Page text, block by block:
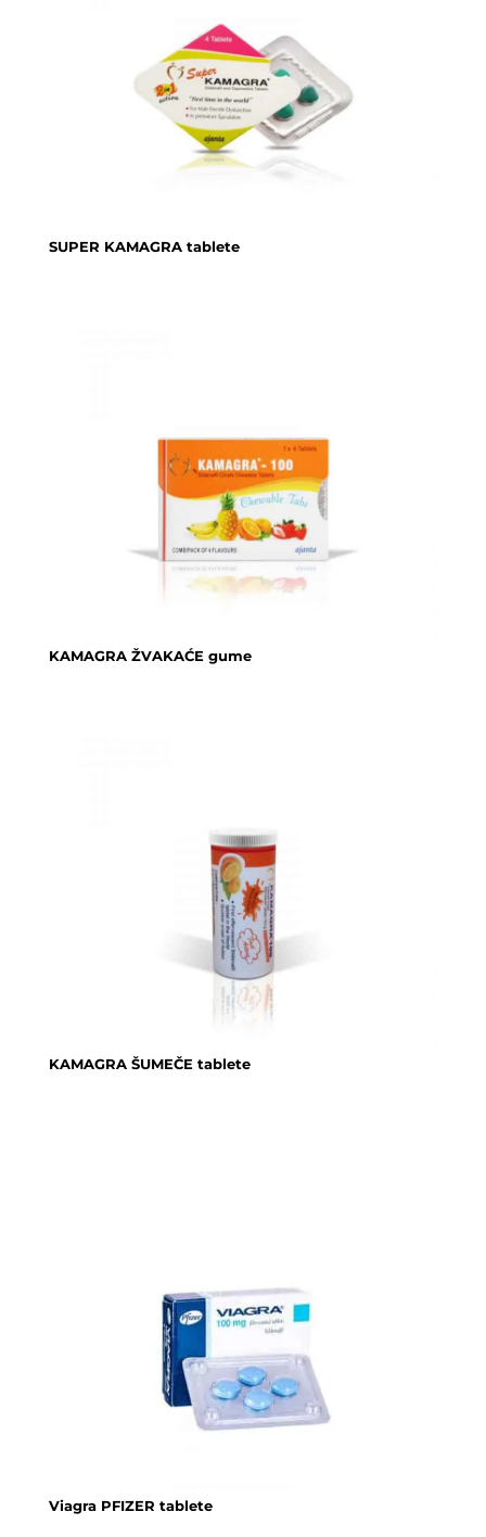
SUPER KAMAGRA tablete
KAMAGRA ŽVAKAĆE gume
KAMAGRA ŠUMEČE tablete
Viagra PFIZER tablete